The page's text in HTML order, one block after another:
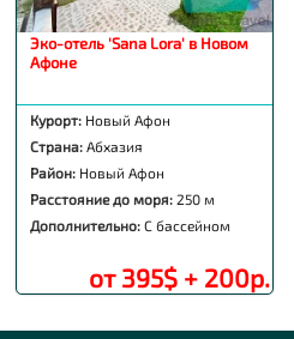
Эко-отель 'Sana Lora' в Новом
Афоне
Курорт: Новый Афон
Страна: Абхазия
Район: Новый Афон
Расстояние до моря: 250 м
Дополнительно: С бассейном
от 395$ + 200р.